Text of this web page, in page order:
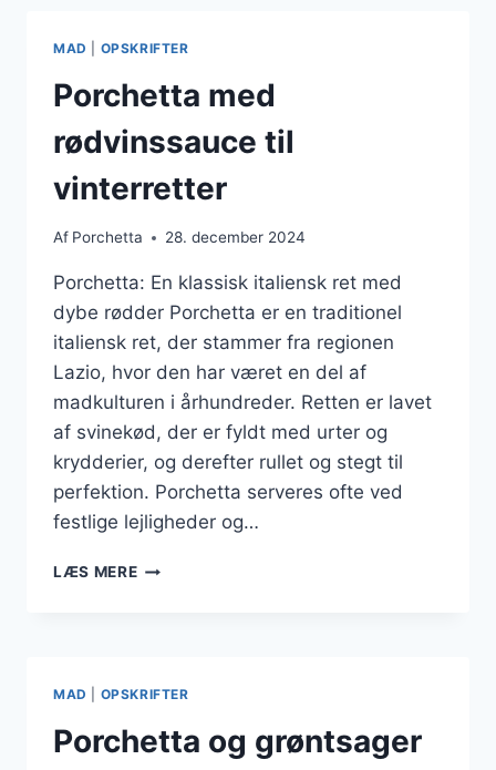
MAD OPSKRIFTER
Porchetta med
rødvinssauce til
vinterretter
Af Porchetta 28. december 2024
Porchetta: En klassisk italiensk ret med
dybe rødder Porchetta er en traditionel
italiensk ret, der stammer fra regionen
Lazio, hvor den har været en del af
madkulturen i århundreder. Retten er lavet
af svinekød, der er fyldt med urter og
krydderier, og derefter rullet og stegt til
perfektion. Porchetta serveres ofte ved
festlige lejligheder og…
LÆS MEREPORCHETTA
MAD OPSKRIFTER
Porchetta og grøntsager